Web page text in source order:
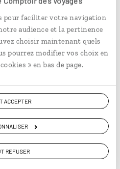
pour faciliter votre navigation
audience et la pertinence
choisir maintenant quels
pourrez modifier vos choix en
» en bas de page.
ACCEPTER
REFUSER